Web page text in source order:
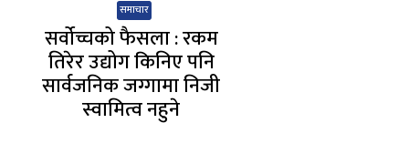
समाचार
सर्वोच्चको फैसला : रकम
तिरेर उद्योग किनिए पनि
सार्वजनिक जग्गामा निजी
स्वामित्व नहुने